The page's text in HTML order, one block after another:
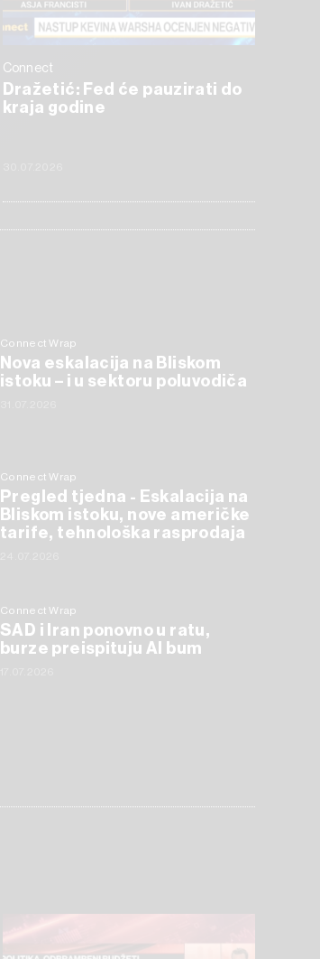
Connect
Dražetić: Fed će pauzirati do
kraja godine
Connect Wrap
Nova eskalacija na Bliskom
istoku – i u sektoru poluvodiča
Connect Wrap
Pregled tjedna - Eskalacija na
Bliskom istoku, nove američke
tarife, tehnološka rasprodaja
Connect Wrap
SAD i Iran ponovno u ratu,
burze preispituju AI bum